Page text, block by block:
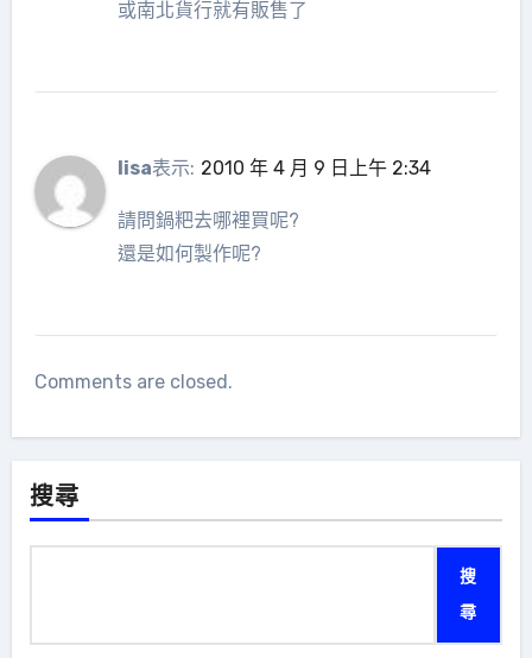
或南北貨行就有販售了
lisa表示: 2010 年 4 月 9 日上午 2:34
請問鍋粑去哪裡買呢?
還是如何製作呢?
Comments are closed.
搜尋
搜
尋